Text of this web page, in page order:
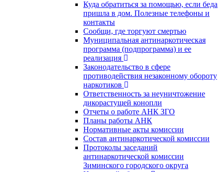
Куда обратиться за помощью, если беда
пришла в дом. Полезные телефоны и
контакты
Сообщи, где торгуют смертью
Муниципальная антинаркотическая
программа (подпрограмма) и ее
реализация
Законодательство в сфере
противодействия незаконному обороту
наркотиков
Ответственность за неуничтожение
дикорастущей конопли
Отчеты о работе АНК ЗГО
Планы работы АНК
Нормативные акты комиссии
Состав антинаркотической комиссии
Протоколы заседаний
антинаркотической комиссии
Зиминского городского округа